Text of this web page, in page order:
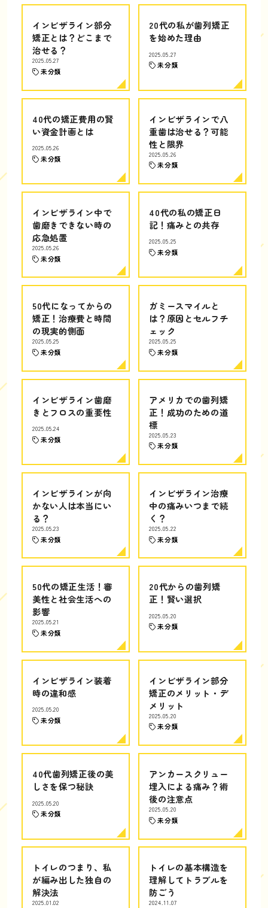
インビザライン部分
矯正とは？どこまで
治せる？
2025.05.27
未分類
20代の私が歯列矯正
を始めた理由
2025.05.27
未分類
40代の矯正費用の賢
い資金計画とは
2025.05.26
未分類
インビザラインで八
重歯は治せる？可能
性と限界
2025.05.26
未分類
インビザライン中で
歯磨きできない時の
応急処置
2025.05.26
未分類
40代の私の矯正日
記！痛みとの共存
2025.05.25
未分類
50代になってからの
矯正！治療費と時間
の現実的側面
2025.05.25
未分類
ガミースマイルと
は？原因とセルフチ
ェック
2025.05.25
未分類
インビザライン歯磨
きとフロスの重要性
2025.05.24
未分類
アメリカでの歯列矯
正！成功のための道
標
2025.05.23
未分類
インビザラインが向
かない人は本当にい
る？
2025.05.23
未分類
インビザライン治療
中の痛みいつまで続
く？
2025.05.22
未分類
50代の矯正生活！審
美性と社会生活への
影響
2025.05.21
未分類
20代からの歯列矯
正！賢い選択
2025.05.20
未分類
インビザライン装着
時の違和感
2025.05.20
未分類
インビザライン部分
矯正のメリット・デ
メリット
2025.05.20
未分類
40代歯列矯正後の美
しさを保つ秘訣
2025.05.20
未分類
アンカースクリュー
埋入による痛み？術
後の注意点
2025.05.20
未分類
トイレのつまり、私
が編み出した独自の
解決法
2025.01.02
トイレの基本構造を
理解してトラブルを
防ごう
2024.11.07